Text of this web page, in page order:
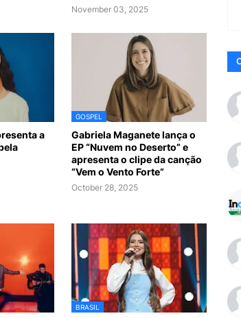
November 03, 2025
a
GOSPEL
Gabriela Maganete lança o
EP “Nuvem no Deserto” e
apresenta o clipe da canção
“Vem o Vento Forte”
October 28, 2025
BRASIL